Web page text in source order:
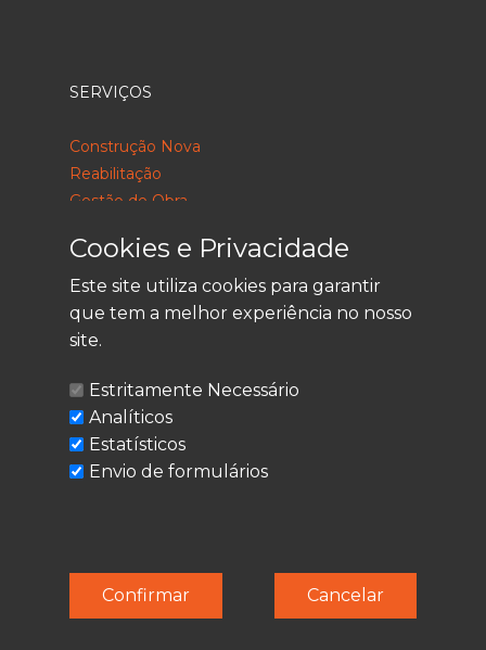
SERVIÇOS
Construção Nova
Reabilitação
Gestão de Obra
LEGAL
Política de Privacidade
Termos de Utilização
Cookies
© Techolder. Todos os direitos reservados.
SmashLine
Cookies e Privacidade
Este site utiliza cookies para garantir
que tem a melhor experiência no nosso
site.
Estritamente Necessário
Analíticos
Estatísticos
Envio de formulários
Cancelar
Confirmar